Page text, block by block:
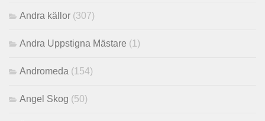
Andra källor (307)
Andra Uppstigna Mästare (1)
Andromeda (154)
Angel Skog (50)